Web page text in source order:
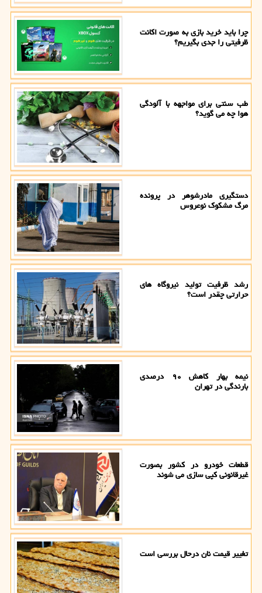
چرا باید خرید بازی به صورت اکانت
ظرفیتی را جدی بگیریم؟
طب سنتی برای مواجهه با آلودگی
هوا چه می گوید؟
دستگیری مادرشوهر در پرونده
مرگ مشکوک نوعروس
رشد ظرفیت تولید نیروگاه های
حرارتی چقدر است؟
نیمه بهار کاهش ۹۰ درصدی
بارندگی در تهران
قطعات خودرو در کشور بصورت
غیرقانونی کپی سازی می شوند
تغییر قیمت نان درحال بررسی است